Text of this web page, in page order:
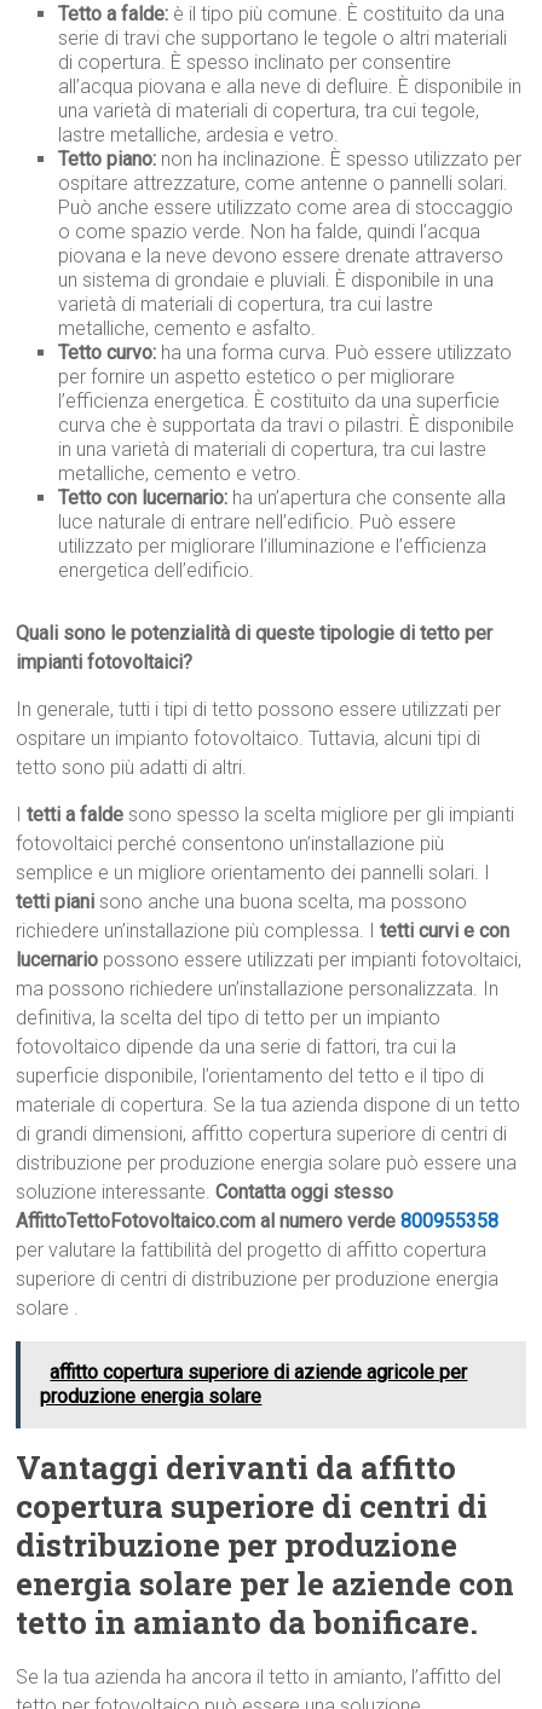
Tetto a falde: è il tipo più comune. È costituito da una
serie di travi che supportano le tegole o altri materiali
di copertura. È spesso inclinato per consentire
all’acqua piovana e alla neve di defluire. È disponibile in
una varietà di materiali di copertura, tra cui tegole,
lastre metalliche, ardesia e vetro.
Tetto piano: non ha inclinazione. È spesso utilizzato per
ospitare attrezzature, come antenne o pannelli solari.
Può anche essere utilizzato come area di stoccaggio
o come spazio verde. Non ha falde, quindi l’acqua
piovana e la neve devono essere drenate attraverso
un sistema di grondaie e pluviali. È disponibile in una
varietà di materiali di copertura, tra cui lastre
metalliche, cemento e asfalto.
Tetto curvo: ha una forma curva. Può essere utilizzato
per fornire un aspetto estetico o per migliorare
l’efficienza energetica. È costituito da una superficie
curva che è supportata da travi o pilastri. È disponibile
in una varietà di materiali di copertura, tra cui lastre
metalliche, cemento e vetro.
Tetto con lucernario: ha un’apertura che consente alla
luce naturale di entrare nell’edificio. Può essere
utilizzato per migliorare l’illuminazione e l’efficienza
energetica dell’edificio.
Quali sono le potenzialità di queste tipologie di tetto per
impianti fotovoltaici?
In generale, tutti i tipi di tetto possono essere utilizzati per
ospitare un impianto fotovoltaico. Tuttavia, alcuni tipi di
tetto sono più adatti di altri.
Itetti a falde sono spesso la scelta migliore per gli impianti
fotovoltaici perché consentono un’installazione più
semplice e un migliore orientamento dei pannelli solari. I
tetti piani sono anche una buona scelta, ma possono
richiedere un’installazione più complessa. Itetti curvi e con
lucernario possono essere utilizzati per impianti fotovoltaici,
ma possono richiedere un’installazione personalizzata. In
definitiva, la scelta del tipo di tetto per un impianto
fotovoltaico dipende da una serie di fattori, tra cui la
superficie disponibile, l’orientamento del tetto e il tipo di
materiale di copertura. Se la tua azienda dispone di un tetto
di grandi dimensioni, affitto copertura superiore di centri di
distribuzione per produzione energia solare può essere una
soluzione interessante.Contatta oggi stesso
AffittoTettoFotovoltaico.com al numero verde800955358
per valutare la fattibilità del progetto di affitto copertura
superiore di centri di distribuzione per produzione energia
solare .
affitto copertura superiore di aziende agricole per
produzione energia solare
Vantaggi derivanti da affitto
copertura superiore di centri di
distribuzione per produzione
energia solare per le aziende con
tetto in amianto da bonificare.
Se la tua azienda ha ancora il tetto in amianto, l’affitto del